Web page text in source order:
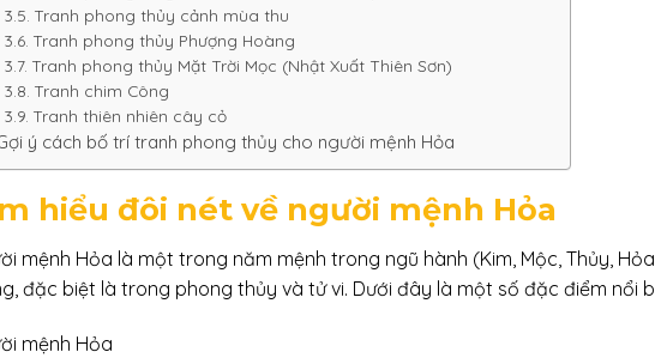
Tranh phong thủy cảnh mùa thu
Tranh phong thủy Phượng Hoàng
Tranh phong thủy Mặt Trời Mọc (Nhật Xuất Thiên Sơn)
Tranh chim Công
Tranh thiên nhiên cây cỏ
ý cách bố trí tranh phong thủy cho người mệnh Hỏa
hiểu đôi nét về người mệnh Hỏa
mệnh Hỏa là một trong năm mệnh trong ngũ hành (Kim, Mộc, Thủy,
đặc biệt là trong phong thủy và tử vi. Dưới đây là một số đặc điểm nổi
mệnh Hỏa